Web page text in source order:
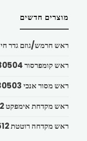
מוצרים חדשים
ראש חרמש/גוזם גדר חי 430506
ראש קומפרסור 430504
ראש מסור אנכי 430503
ראש מקדחת אימפקט 430502
ראש מקדחה רוטטת 430512